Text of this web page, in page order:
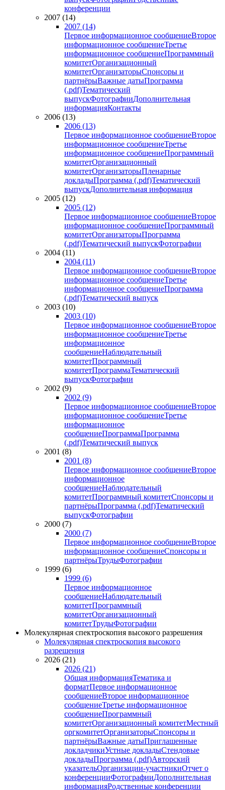
конференции
2007 (14)
2007 (14)
Первое информационное сообщениеВторое
информационное сообщениеТретье
информационное сообщениеПрограммный
комитетОрганизационный
комитетОрганизаторыСпонсоры и
партнёрыВажные датыПрограмма
(.pdf)Тематический
выпускФотографииДополнительная
информацияКонтакты
2006 (13)
2006 (13)
Первое информационное сообщениеВторое
информационное сообщениеТретье
информационное сообщениеПрограммный
комитетОрганизационный
комитетОрганизаторыПленарные
докладыПрограмма (.pdf)Тематический
выпускДополнительная информация
2005 (12)
2005 (12)
Первое информационное сообщениеВторое
информационное сообщениеПрограммный
комитетОрганизаторыПрограмма
(.pdf)Тематический выпускФотографии
2004 (11)
2004 (11)
Первое информационное сообщениеВторое
информационное сообщениеТретье
информационное сообщениеПрограмма
(.pdf)Тематический выпуск
2003 (10)
2003 (10)
Первое информационное сообщениеВторое
информационное сообщениеТретье
информационное
сообщениеНаблюдательный
комитетПрограммный
комитетПрограммаТематический
выпускФотографии
2002 (9)
2002 (9)
Первое информационное сообщениеВторое
информационное сообщениеТретье
информационное
сообщениеПрограммаПрограмма
(.pdf)Тематический выпуск
2001 (8)
2001 (8)
Первое информационное сообщениеВторое
информационное
сообщениеНаблюдательный
комитетПрограммный комитетСпонсоры и
партнёрыПрограмма (.pdf)Тематический
выпускФотографии
2000 (7)
2000 (7)
Первое информационное сообщениеВторое
информационное сообщениеСпонсоры и
партнёрыТрудыФотографии
1999 (6)
1999 (6)
Первое информационное
сообщениеНаблюдательный
комитетПрограммный
комитетОрганизационный
комитетТрудыФотографии
Молекулярная спектроскопия высокого разрешения
Молекулярная спектроскопия высокого
разрешения
2026 (21)
2026 (21)
Общая информацияТематика и
форматПервое информационное
сообщениеВторое информационное
сообщениеТретье информационное
сообщениеПрограммный
комитетОрганизационный комитетМестный
оргкомитетОрганизаторыСпонсоры и
партнёрыВажные датыПриглашенные
докладчикиУстные докладыСтендовые
докладыПрограмма (.pdf)Авторский
указательОрганизации-участникиОтчет о
конференцииФотографииДополнительная
информацияРодственные конференции